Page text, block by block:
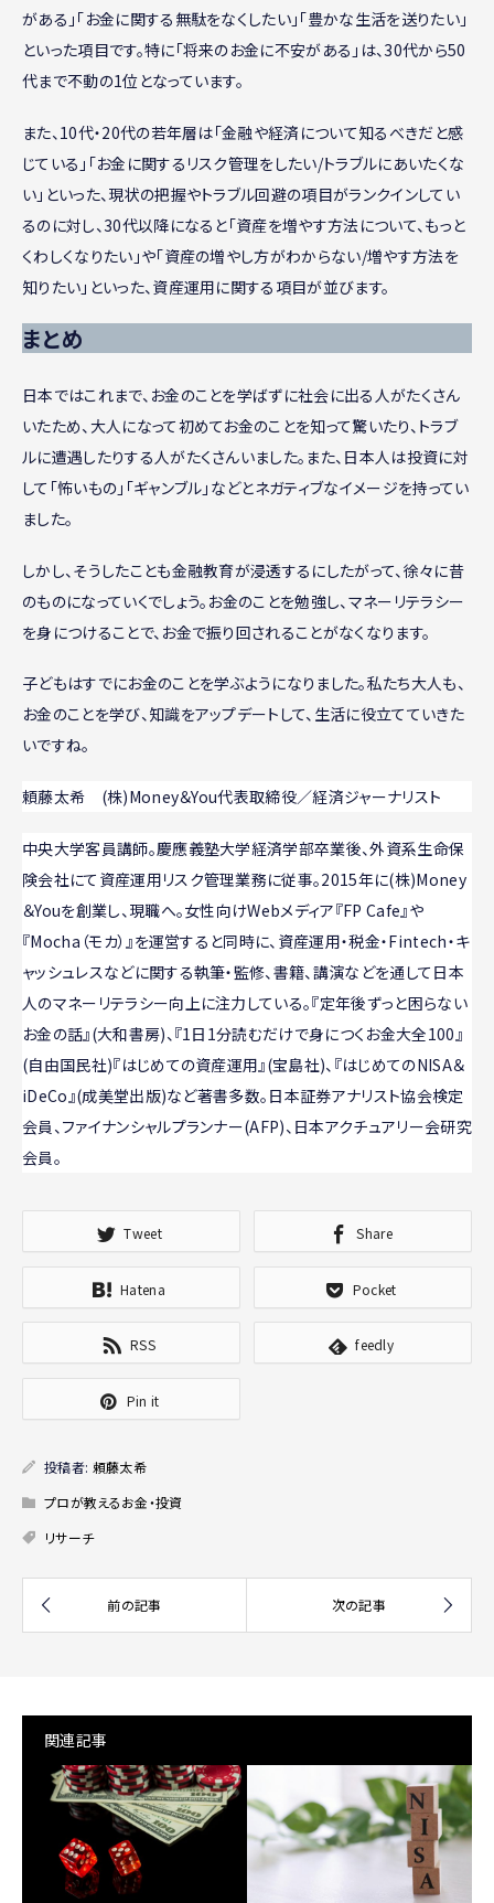
がある」「お金に関する無駄をなくしたい」「豊かな生活を送りたい」
といった項目です。特に「将来のお金に不安がある」は、30代から50
代まで不動の1位となっています。
また、10代・20代の若年層は「金融や経済について知るべきだと感
じている」「お金に関するリスク管理をしたい/トラブルにあいたくな
い」といった、現状の把握やトラブル回避の項目がランクインしてい
るのに対し、30代以降になると「資産を増やす方法について、もっと
くわしくなりたい」や「資産の増やし方がわからない/増やす方法を
知りたい」といった、資産運用に関する項目が並びます。
まとめ
日本ではこれまで、お金のことを学ばずに社会に出る人がたくさん
いたため、大人になって初めてお金のことを知って驚いたり、トラブ
ルに遭遇したりする人がたくさんいました。また、日本人は投資に対
して「怖いもの」「ギャンブル」などとネガティブなイメージを持ってい
ました。
しかし、そうしたことも金融教育が浸透するにしたがって、徐々に昔
のものになっていくでしょう。お金のことを勉強し、マネーリテラシー
を身につけることで、お金で振り回されることがなくなります。
子どもはすでにお金のことを学ぶようになりました。私たち大人も、
お金のことを学び、知識をアップデートして、生活に役立てていきた
いですね。
頼藤太希 (株)Money＆You代表取締役／経済ジャーナリスト
中央大学客員講師。慶應義塾大学経済学部卒業後、外資系生命保
険会社にて資産運用リスク管理業務に従事。2015年に(株)Money
＆Youを創業し、現職へ。女性向けWebメディア『FP Cafe』や
『Mocha（モカ）』を運営すると同時に、資産運用・税金・Fintech・キ
ャッシュレスなどに関する執筆・監修、書籍、講演などを通して日本
人のマネーリテラシー向上に注力している。『定年後ずっと困らない
お金の話』(大和書房)、『1日1分読むだけで身につくお金大全100』
(自由国民社)『はじめての資産運用』(宝島社)、『はじめてのNISA＆
iDeCo』(成美堂出版)など著書多数。日本証券アナリスト協会検定
会員、ファイナンシャルプランナー(AFP)、日本アクチュアリー会研究
会員。
Tweet Share
Hatena Pocket
RSS feedly
Pin it
投稿者: 頼藤太希
プロが教えるお金・投資
リサーチ
関連記事